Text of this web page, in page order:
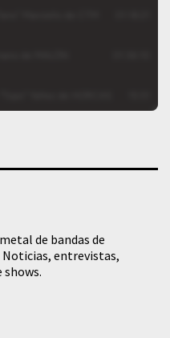
de bandas de
entrevistas,
shows.